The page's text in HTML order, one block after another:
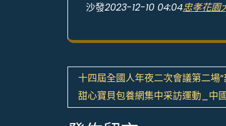
沙發2023-12-10 04:04忠孝花園
文
章
十四屆全國人年夜二次會議第二場
甜心寶貝包養網集中采訪運動_中